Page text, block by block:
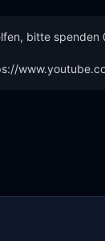
bitte spenden